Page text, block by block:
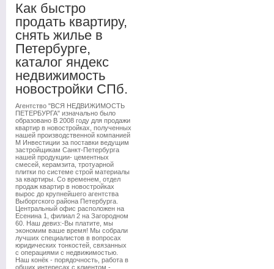
Как быстро
продать квартиру,
снять жилье в
Петербурге,
каталог яндекс
недвижимость
новостройки СПб.
Агентство "ВСЯ НЕДВИЖИМОСТЬ
ПЕТЕРБУРГА" изначально было
образовано В 2008 году для продажи
квартир в новостройках, полученных
нашей производственной компанией
М Инвестиции за поставки ведущим
застройщикам Санкт-Петербурга
нашей продукции- цементных
смесей, керамзита, тротуарной
плитки по системе строй материалы
за квартиры. Со временем, отдел
продаж квартир в новостройках
вырос до крупнейшего агентства
Выборгского района Петербурга.
Центральный офис расположен на
Есенина 1, филиал 2 на Загородном
60. Наш девиз:-Вы платите, мы
экономим ваше время! Мы собрали
лучших специалистов в вопросах
юридических тонкостей, связанных
с операциями с недвижимостью.
Наш конёк - порядочность, работа в
общих интересах с клиентом -